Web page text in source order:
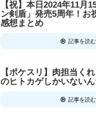
【祝】本日2024年11月
ン剣盾」発売5周年！お
感想まとめ
記事を読む
【ポケスリ】肉担当く
のヒトカゲしかいない
記事を読む